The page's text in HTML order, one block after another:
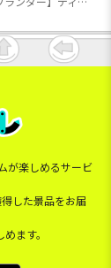
が楽しめるサービ
した景品をお届
ます。